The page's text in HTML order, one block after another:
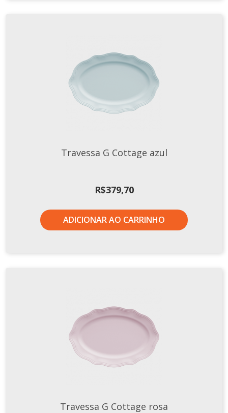
Travessa G Cottage azul
R$379,70
ADICIONAR AO CARRINHO
Travessa G Cottage rosa